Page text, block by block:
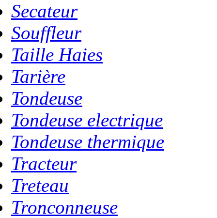
Secateur
Souffleur
Taille Haies
Tarière
Tondeuse
Tondeuse electrique
Tondeuse thermique
Tracteur
Treteau
Tronconneuse